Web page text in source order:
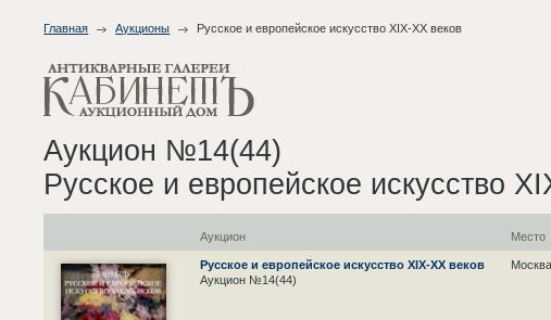
Главная Аукционы Русское и европейское искусство XIX-XX веков
Аукцион №14(44)
Русское и европейское искусство
Аукцион Место
Русское и европейское искусство XIX-XX веков
Аукцион №14(44)